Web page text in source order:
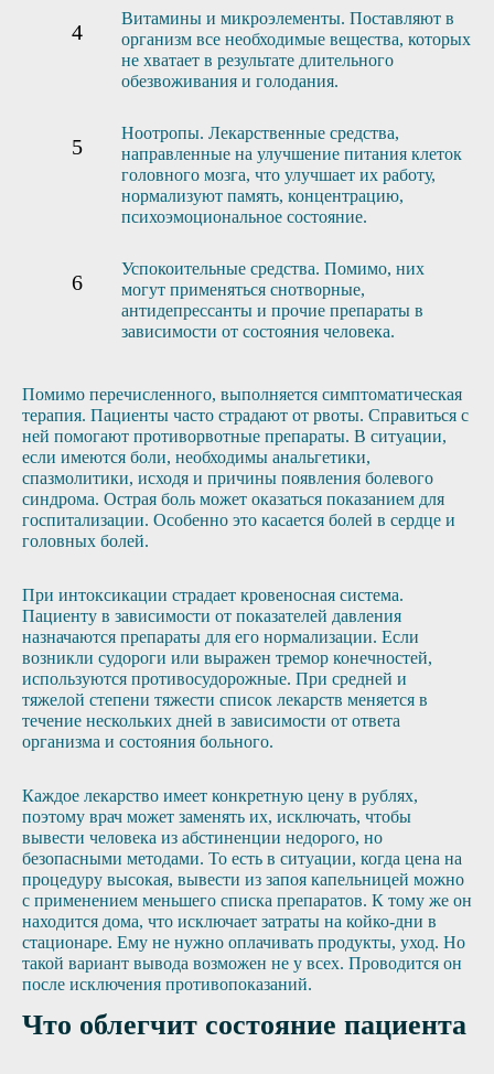
Витамины и микроэлементы. Поставляют в
организм все необходимые вещества, которых
не хватает в результате длительного
обезвоживания и голодания.
Ноотропы. Лекарственные средства,
направленные на улучшение питания клеток
головного мозга, что улучшает их работу,
нормализуют память, концентрацию,
психоэмоциональное состояние.
Успокоительные средства. Помимо, них
могут применяться снотворные,
антидепрессанты и прочие препараты в
зависимости от состояния человека.
Помимо перечисленного, выполняется симптоматическая
терапия. Пациенты часто страдают от рвоты. Справиться с
ней помогают противорвотные препараты. В ситуации,
если имеются боли, необходимы анальгетики,
спазмолитики, исходя и причины появления болевого
синдрома. Острая боль может оказаться показанием для
госпитализации. Особенно это касается болей в сердце и
головных болей.
При интоксикации страдает кровеносная система.
Пациенту в зависимости от показателей давления
назначаются препараты для его нормализации. Если
возникли судороги или выражен тремор конечностей,
используются противосудорожные. При средней и
тяжелой степени тяжести список лекарств меняется в
течение нескольких дней в зависимости от ответа
организма и состояния больного.
Каждое лекарство имеет конкретную цену в рублях,
поэтому врач может заменять их, исключать, чтобы
вывести человека из абстиненции недорого, но
безопасными методами. То есть в ситуации, когда цена на
процедуру высокая, вывести из запоя капельницей можно
с применением меньшего списка препаратов. К тому же он
находится дома, что исключает затраты на койко-дни в
стационаре. Ему не нужно оплачивать продукты, уход. Но
такой вариант вывода возможен не у всех. Проводится он
после исключения противопоказаний.
Что облегчит состояние пациента